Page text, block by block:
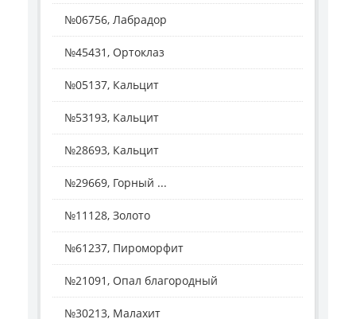
№06756, Лабрадор
№45431, Ортоклаз
№05137, Кальцит
№53193, Кальцит
№28693, Кальцит
№29669, Горный ...
№11128, Золото
№61237, Пироморфит
№21091, Опал благородный
№30213, Малахит